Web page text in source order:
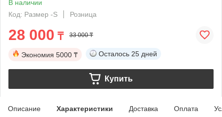
В наличии
Код: Размер -S
Розница
28 000 ₸ 33 000 ₸
Экономия 5000 ₸ Осталось 25 дней
Купить
Описание Характеристики Доставка Оплата